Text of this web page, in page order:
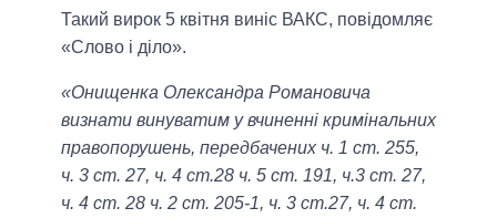
Такий вирок 5 квітня виніс ВАКС, повідомляє
«Слово і діло».
«Онищенка Олександра Романовича
визнати винуватим у вчиненні кримінальних
правопорушень, передбачених ч. 1 ст. 255,
ч. 3 ст. 27, ч. 4 ст.28 ч. 5 ст. 191, ч.3 ст. 27,
ч. 4 ст. 28 ч. 2 ст. 205-1, ч. 3 ст.27, ч. 4 ст.